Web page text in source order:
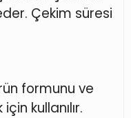
Çekim süresi
formunu ve
kullanılır.